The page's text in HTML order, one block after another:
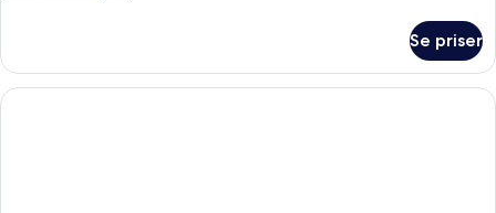
Se priser